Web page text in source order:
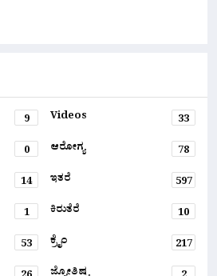
9 Videos
33
0 ಆರೋಗ್ಯ
78
14 ಇತರೆ
597
1 ಕಿರುತೆರೆ
10
53 ಕ್ರೈಂ
217